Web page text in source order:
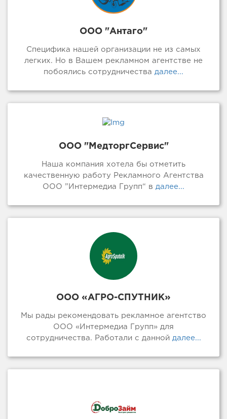
ООО "Антаго"
Специфика нашей организации не из самых
легких. Но в Вашем рекламном агентстве не
побоялись сотрудничества далее...
ООО "МедторгСервис"
Наша компания хотела бы отметить
качественную работу Рекламного Агентства
ООО ”Интермедиа Групп“ в далее...
ООО «АГРО-СПУТНИК»
Мы рады рекомендовать рекламное агентство
ООО «Интермедиа Групп» для
сотрудничества. Работали с даннойдалее...